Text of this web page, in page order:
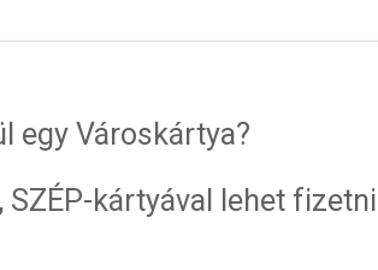
egy Városkártya?
SZÉP-kártyával lehet